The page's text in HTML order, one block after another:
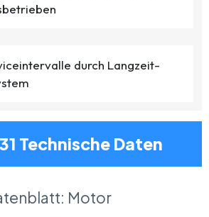
durch Langzeit-
Technische Daten
Motor